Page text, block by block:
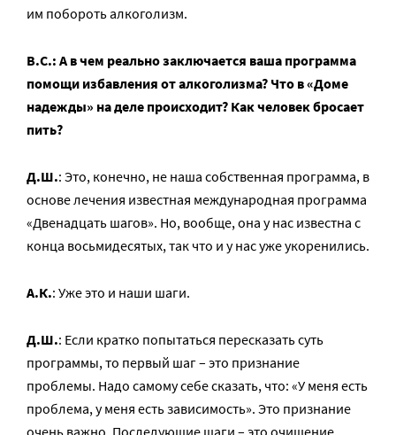
им побороть алкоголизм.
В.С.: А в чем реально заключается ваша программа
помощи избавления от алкоголизма? Что в «Доме
надежды» на деле происходит? Как человек бросает
пить?
Д.Ш.: Это, конечно, не наша собственная программа, в
основе лечения известная международная программа
«Двенадцать шагов». Но, вообще, она у нас известна с
конца восьмидесятых, так что и у нас уже укоренились.
А.К.: Уже это и наши шаги.
Д.Ш.: Если кратко попытаться пересказать суть
программы, то первый шаг – это признание
проблемы. Надо самому себе сказать, что: «У меня есть
проблема, у меня есть зависимость». Это признание
очень важно. Последующие шаги – это очищение